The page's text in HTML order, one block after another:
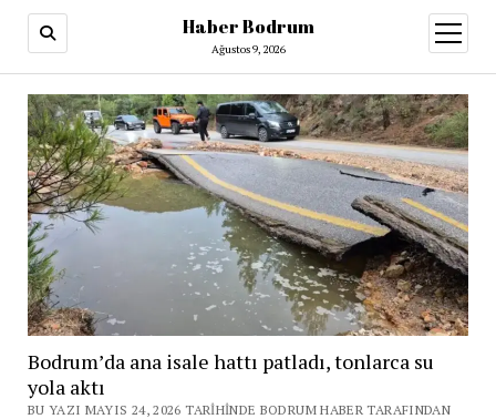
Haber Bodrum
Ağustos 9, 2026
aç
Bodrum’da ana isale hattı patladı, tonlarca su
yola aktı
BU YAZI MAYIS 24, 2026 TARIHINDE BODRUM HABER TARAFINDAN